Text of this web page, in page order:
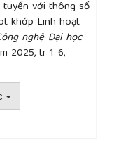
controller for
of the Franklin
2130, 2020.
of
unknown input
on
với thông số
khớp Linh hoạt
nghệ Đại học
2025, tr 1-6,